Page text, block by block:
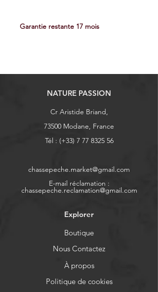
Garantie restante 17 mois
NATURE PASSION
Cr Aristide Briand,
73500 Modane, France
Tél : (+33) 7 77 8325 56
chassepeche.market@gmail.com
E-mail réclamation :
chassepeche.reclamation@gmail.com
Explorer
Boutique
Nous Contactez
À propos
Politique de cookies